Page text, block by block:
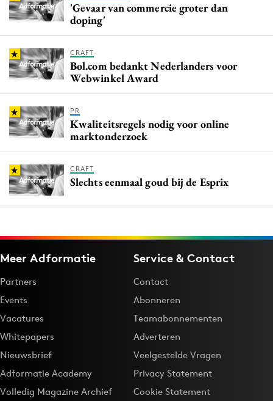
'Gevaar van commercie groter dan
doping'
CRAFT
Bol.com bedankt Nederlanders voor
Webwinkel Award
PR
Kwaliteitsregels nodig voor online
marktonderzoek
CRAFT
Slechts eenmaal goud bij de Esprix
Meer Adformatie
Partners
Events
Vacatures
Whitepapers
Nieuwsbrief
Adformatie Academy
Volledig Magazine Archief
Service & Contact
Contact
Abonneren
Teamabonnementen
Adverteren
Veelgestelde Vragen
Privacy Statement
Cookie Statement